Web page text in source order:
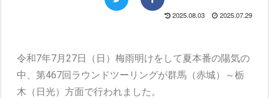
2025.08.03 2025.07.29
令和7年7月27日（日）梅雨明けをして夏本番の陽気の
中、第467回ラウンドツーリングが群馬（赤城）～栃
木（日光）方面で行われました。